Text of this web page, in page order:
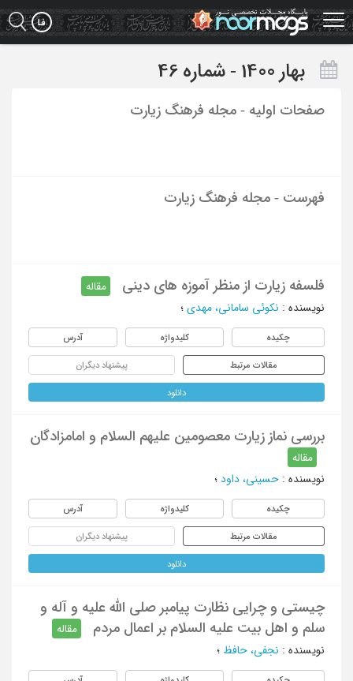
Skip
to
main
بهار 1400 - شماره 46
صفحات اولیه - مجله فرهنگ زیارت
فهرست - مجله فرهنگ زیارت
فلسفه زیارت از منظر آموزه های دینی
مقاله
نویسنده : نکوئی سامانی، مهدی ؛
چکیده کلیدواژه آدرس
مقالات مرتبط پیشنهاد دیگران
دانلود
بررسی نماز زیارت معصومین علیهم السلام و امامزادگان
مقاله
نویسنده : حسینی، داود ؛
چکیده کلیدواژه آدرس
مقالات مرتبط پیشنهاد دیگران
دانلود
چیستی و چرایی نظارت پیامبر صلی الله علیه و آله و
سلم و اهل بیت علیه السلام بر اعمال مردم
مقاله
نویسنده : نجفی، حافظ ؛